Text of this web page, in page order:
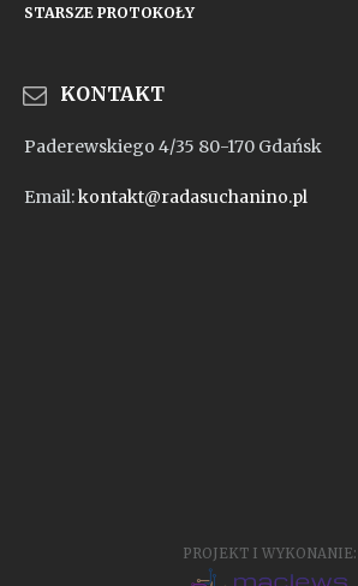
STARSZE PROTOKOŁY
KONTAKT
Paderewskiego 4/35 80-170 Gdańsk
Email:kontakt@radasuchanino.pl
PROJEKT I WYKONANIE: